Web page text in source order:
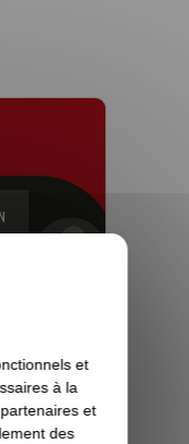
choisir
et
à la
et
des